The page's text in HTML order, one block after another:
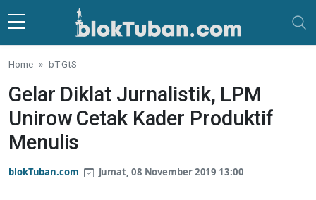
Skip to main content
Home bT-GtS
Gelar Diklat Jurnalistik, LPM
Unirow Cetak Kader Produktif
Menulis
blokTuban.com Jumat, 08 November 2019 13:00